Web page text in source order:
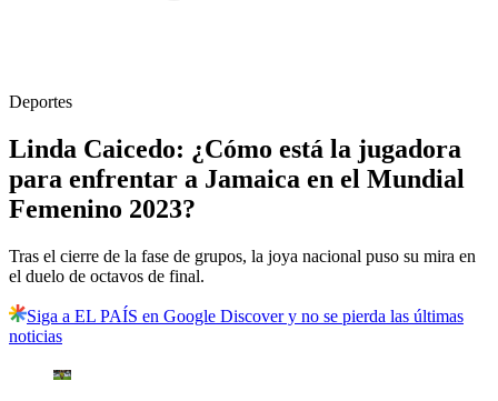
Deportes
Linda Caicedo: ¿Cómo está la jugadora
para enfrentar a Jamaica en el Mundial
Femenino 2023?
Tras el cierre de la fase de grupos, la joya nacional puso su mira en
el duelo de octavos de final.
Siga a EL PAÍS en Google Discover y no se pierda las últimas
noticias